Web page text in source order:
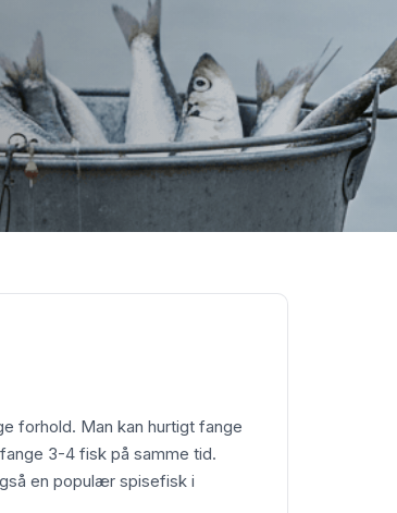
forhold. Man kan hurtigt fange
3-4 fisk på samme tid.
en populær spisefisk i